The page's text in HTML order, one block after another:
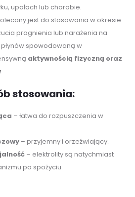
upałach lub chorobie.
jest do stosowania w okresie
pragnienia lub narażenia na
spowodowaną w
aktywnością fizyczną oraz
stosowania:
– łatwa do rozpuszczenia w
– przyjemny i orzeźwiający.
– elektrolity są natychmiast
po spożyciu.